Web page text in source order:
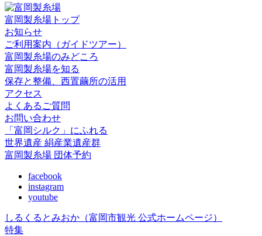
富岡製糸場トップ
お知らせ
ご利用案内（ガイドツアー）
富岡製糸場のみどころ
富岡製糸場を知る
保存と整備、西置繭所の活用
アクセス
よくあるご質問
お問い合わせ
「富岡シルク」にふれる
世界遺産 絹産業遺産群
富岡製糸場 団体予約
facebook
instagram
youtube
しるくるとみおか （富岡市観光 公式ホームページ）
特集